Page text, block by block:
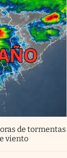
de tormentas
viento